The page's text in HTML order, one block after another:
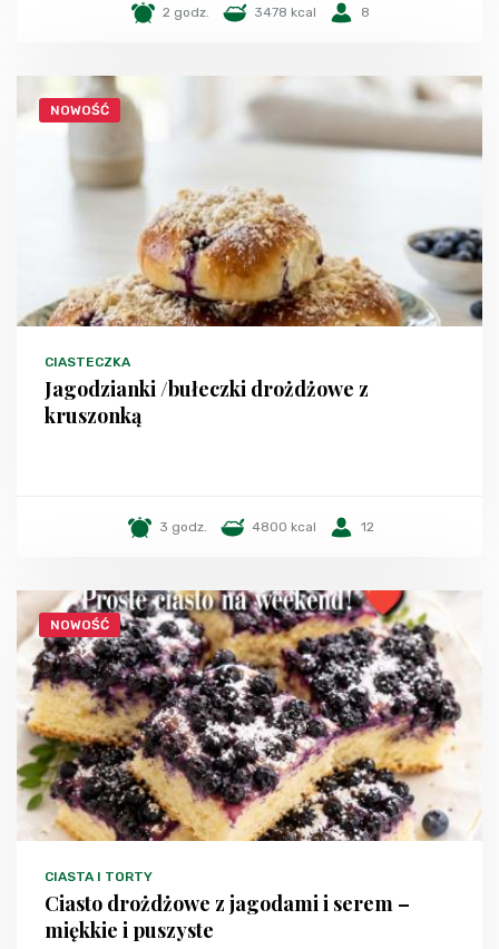
2 godz. 3478 kcal 8
NOWOŚĆ
CIASTECZKA
Jagodzianki /bułeczki drożdżowe z
kruszonką
3 godz. 4800 kcal 12
NOWOŚĆ
CIASTA I TORTY
Ciasto drożdżowe z jagodami i serem –
miękkie i puszyste